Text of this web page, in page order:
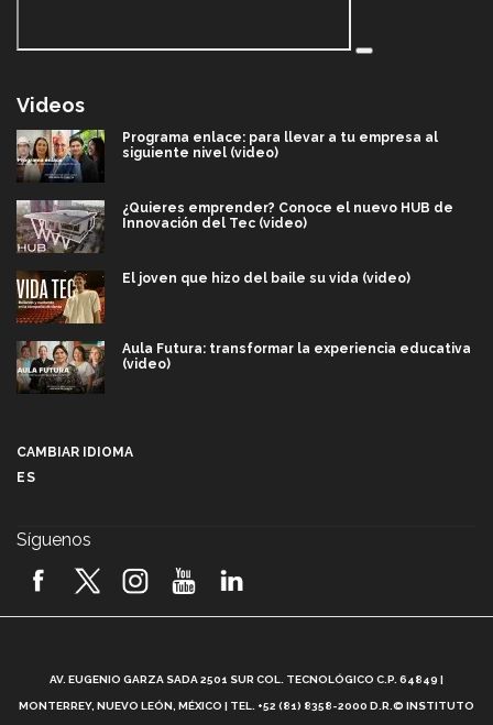
Videos
Programa enlace: para llevar a tu empresa al
siguiente nivel (video)
¿Quieres emprender? Conoce el nuevo HUB de
Innovación del Tec (video)
El joven que hizo del baile su vida (video)
Aula Futura: transformar la experiencia educativa
(video)
2026! (video)
¿Cómo es el Modelo Educativo Tec? (video)
CAMBIAR IDIOMA
ES
Síguenos
AV. EUGENIO GARZA SADA 2501 SUR COL. TECNOLÓGICO C.P. 64849 |
MONTERREY, NUEVO LEÓN, MÉXICO | TEL. +52 (81) 8358-2000 D.R.© INSTITUTO